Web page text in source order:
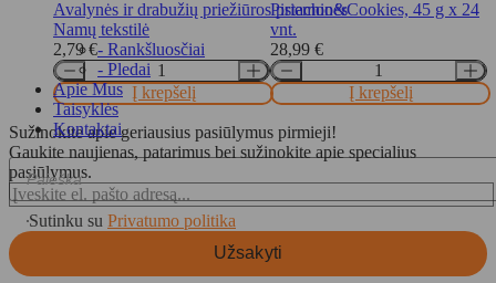
Avalynės ir drabužių priežiūros priemonės
Namų tekstilė
- Rankšluosčiai
- Pledai
Apie Mus
Taisyklės
Kontaktai
Products
search
2,79€
Į krepšelį
Pistachio&Cookies, 45 g x 24
vnt.
28,99 €
Į krepšelį
Sužinokite apie geriausius pasiūlymus pirmieji!
Gaukite naujienas, patarimus bei sužinokite apie specialius
pasiūlymus.
Sutinku su Privatumo politika
Užsakyti